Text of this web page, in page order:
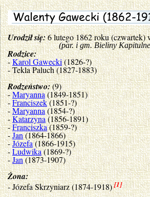
Urodził się:6 lutego 1862 roku (czwartek)
(par. i gm. Bieliny Kapitulne,
Rodzice:
-Karol Gawecki(1826-?)
- Tekla Paluch (1827-1883)
Rodzeństwo:(9)
-Maryanna(1849-1851)
-Franciszek(1851-?)
-Maryanna(1854-?)
-Katarzyna(1856-1891)
-Franciszka(1859-?)
-Jan(1864-1866)
-Józefa(1866-1915)
-Ludwika(1869-?)
-Jan(1873-1907)
Żona:
- Józefa Skrzyniarz (1874-1918)[1]